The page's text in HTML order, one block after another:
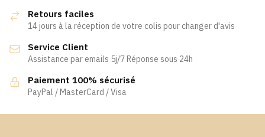
peuvent
être
Retours faciles
14 jours à la réception de votre colis pour changer d'avis
Service Client
Assistance par emails 5j/7 Réponse sous 24h
Paiement 100% sécurisé
PayPal / MasterCard / Visa